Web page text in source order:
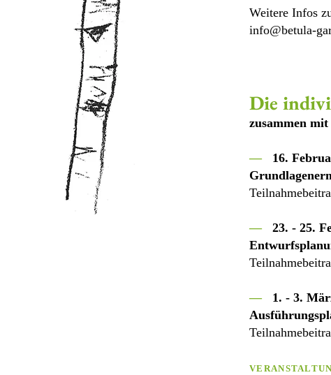
Weitere Infos
info@betula-
Die
zusammen
— 16. Feb
Grundlagen
—
23. - 25.
—
1. - 3.